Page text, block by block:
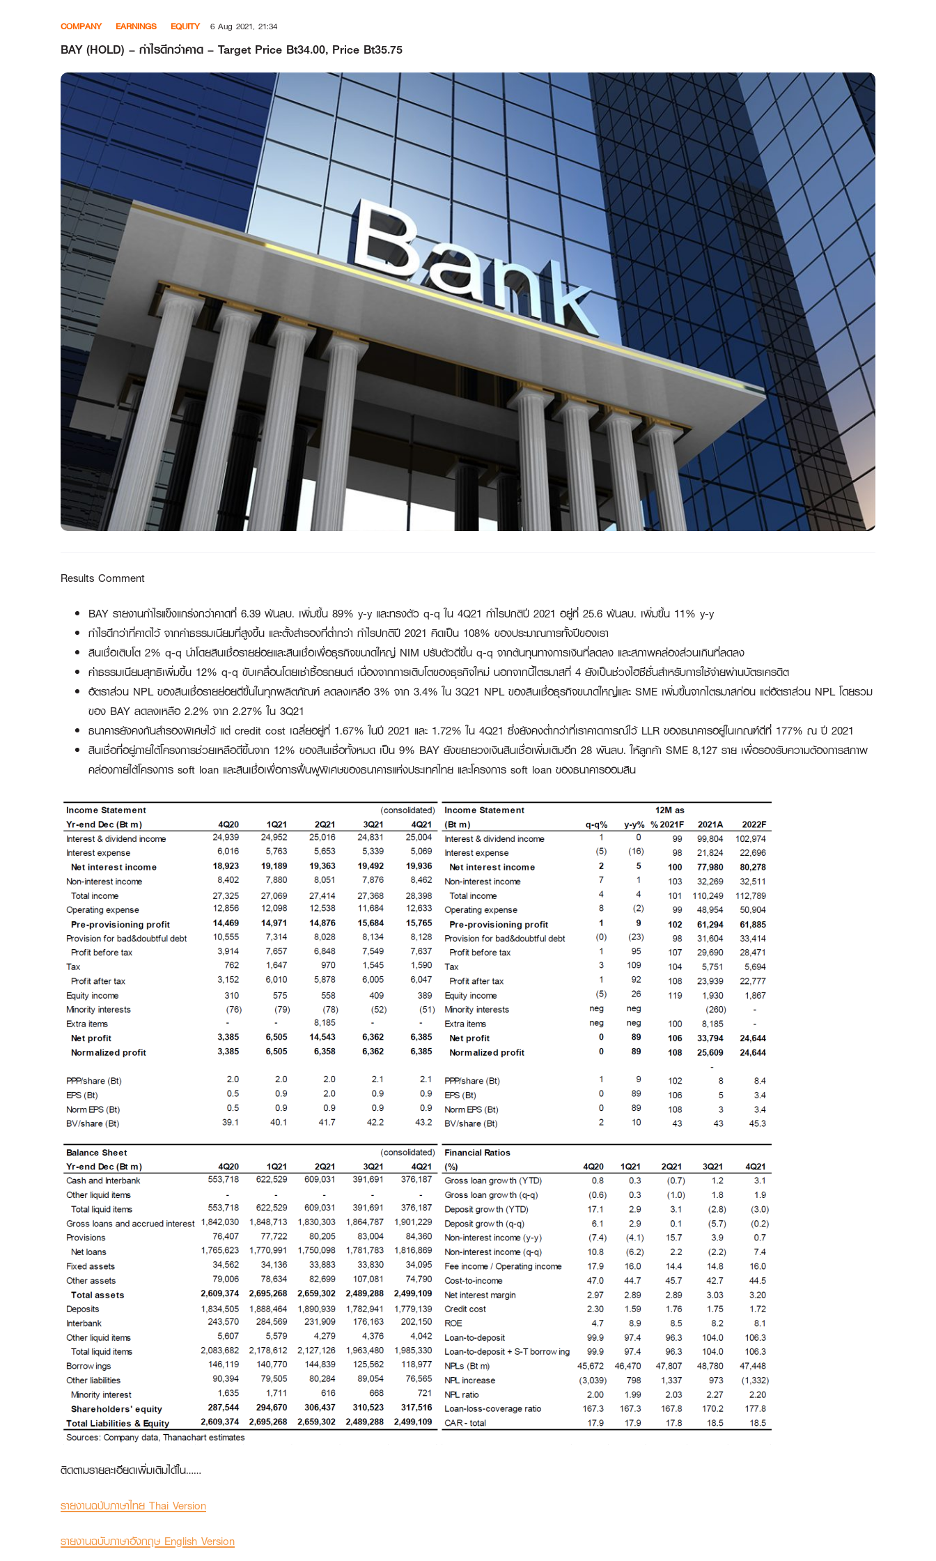
COMPANY EARNINGS EQUITY 6 Aug 2021, 21:34
BAY (HOLD) – กำไรดีกว่าคาด – Target Price Bt34.00, Price Bt35.75
Results Comment
BAY รายงานกำไรแข็งแกร่งกว่าคาดที่ 6.39 พันลบ. เพิ่มขึ้น 89% y-y และทรงตัว q-q ใน 4Q21 กำไรปกติปี 2021 อยู่ที่ 25.6 พันลบ. เพิ่มขึ้น 11% y-y
กำไรดีกว่าที่คาดไว้ จากค่าธรรมเนียมที่สูงขึ้น และตั้งสำรองที่ต่ำกว่า กำไรปกติปี 2021 คิดเป็น 108% ของประมาณการทั้งปีของเรา
สินเชื่อเติบโต 2% q-q นำโดยสินเชื่อรายย่อยและสินเชื่อเพื่อธุรกิจขนาดใหญ่ NIM ปรับตัวดีขึ้น q-q จากต้นทุนทางการเงินที่ลดลง และสภาพคล่องส่วนเกินที่ลดลง
ค่าธรรมเนียมสุทธิเพิ่มขึ้น 12% q-q ขับเคลื่อนโดยเช่าซื้อรถยนต์ เนื่องจากการเติบโตของธุรกิจใหม่ นอกจากนี้ไตรมาสที่ 4 ยังเป็นช่วงไฮซีซั่นสำหรับการใช้จ่ายผ่านบัตรเครดิต
อัตราส่วน NPL ของสินเชื่อรายย่อยดีขึ้นในทุกผลิตภัณฑ์ ลดลงเหลือ 3% จาก 3.4% ใน 3Q21 NPL ของสินเชื่อธุรกิจขนาดใหญ่และ SME เพิ่มขึ้นจากไตรมาสก่อน แต่อัตราส่วน NPL โดยรวม
ของ BAY ลดลงเหลือ 2.2% จาก 2.27% ใน 3Q21
ธนาคารยังคงกันสำรองพิเศษไว้ แต่ credit cost เฉลี่ยอยู่ที่ 1.67% ในปี 2021 และ 1.72% ใน 4Q21 ซึ่งยังคงต่ำกว่าที่เราคาดการณ์ไว้ LLR ของธนาคารอยู่ในเกณฑ์ดีที่ 177% ณ ปี 2021
สินเชื่อที่อยู่ภายใต้โครงการช่วยเหลือดีขึ้นจาก 12% ของสินเชื่อทั้งหมด เป็น 9% BAY ยังขยายวงเงินสินเชื่อเพิ่มเติมอีก 28 พันลบ. ให้ลูกค้า SME 8,127 ราย เพื่อรองรับความต้องการสภาพ
คล่องภายใต้โครงการ soft loan และสินเชื่อเพื่อการฟื้นฟูพิเศษของธนาคารแห่งประเทศไทย และโครงการ soft loan ของธนาคารออมสิน
ติดตามรายละเอียดเพิ่มเติมได้ใน……
รายงานฉบับภาษาไทย Thai Version
รายงานฉบับภาษาอังกฤษ English Version